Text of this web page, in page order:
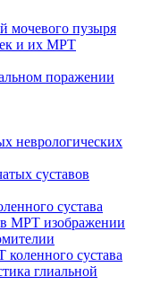
мочевого пузыря
и их МРТ
поражении
неврологических
суставов
сустава
в МРТ изображении
сустава
глиальной